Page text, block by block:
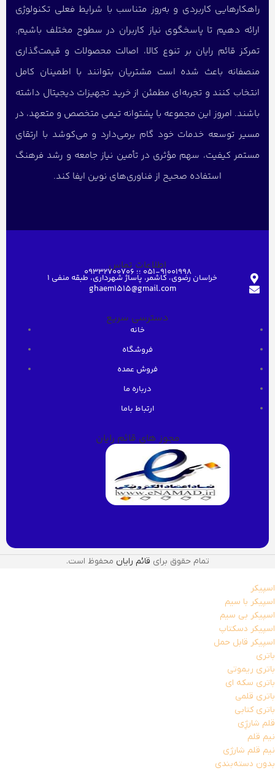
راهکارهایی کاربردی و به‌روز متناسب با شرایط فعلی تکنولوژی
ارائه دهیم تا پاسخگوی نیاز کاربران در سطوح مختلف باشیم.
تمرکز قائم رایان بر تنوع کالا، اصالت محصولات و قیمت‌گذاری
منصفانه باعث شده است مشتریان بتوانند با اطمینان کامل
انتخاب کنند و تجربه‌ای مطمئن از خرید تجهیزات دیجیتال داشته
باشند. امروز این مجموعه با پشتوانه تیمی متخصص و متعهد، در
مسیر توسعه خدمات خود گام برمی‌دارد و می‌کوشد با ارتقای
مستمر کیفیت، سهم مؤثری در تأمین نیاز جامعه و رشد فرهنگ
استفاده صحیح از فناوری‌های نوین ایفا کند.
اطلاعات تماس051-91001998 ؛؛ 09332700706
خراسان رضوی، کاشمر، پاساژ شهرداری، طبقه منفی ۱
ghaem1515@gmail.com
دسترسی سریع
خانه
فروشگاه
فروش عمده
درباره ما
ارتباط باما
مجوز های قائم رایان
تمام حقوق برای قائم رایان محفوظ است.
اسپیکر
اسپیکر با سیم
اسپیکر بی سیم
اسپیکر دسکتاپ
اسپیکر قابل حمل
باتری
باتری ریموتی
باتری سکه ای
باتری قلمی
باتری کتابی
قلم شارژِی
نیم قلم
نیم قلم شارژی
بدون دسته‌بندی